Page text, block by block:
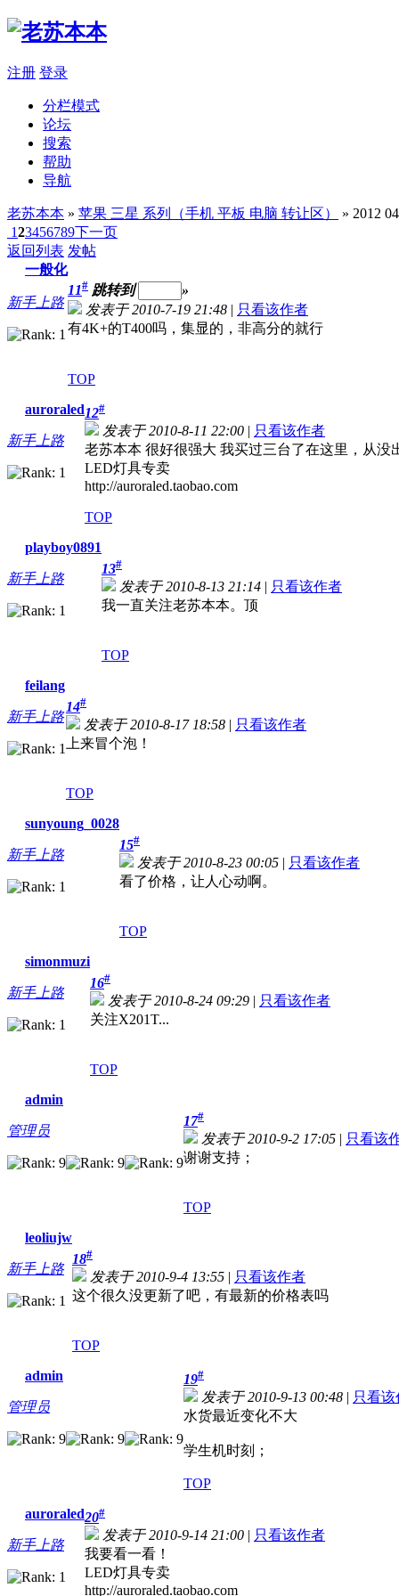
注册 登录
分栏模式
论坛
搜索
帮助
导航
老苏本本 » 苹果 三星 系列（手机 平板 电脑 转让区）
» 2012
123456789下一页
返回列表 发帖
一般化
新手上路
11# 跳转到
»
发表于 2010-7-19 21:48 | 只看该作者
有4K+的T400吗，集显的，非高分的就行
TOP
auroraled
新手上路
12#
发表于 2010-8-11 22:00 | 只看该作者
老苏本本 很好很强大 我买过三台了在这里，从没
LED灯具专卖
http://auroraled.taobao.com
TOP
playboy0891
新手上路
13#
发表于 2010-8-13 21:14 | 只看该作者
我一直关注老苏本本。顶
TOP
feilang
新手上路
14#
发表于 2010-8-17 18:58 | 只看该作者
上来冒个泡！
TOP
sunyoung_0028
新手上路
15#
发表于 2010-8-23 00:05 | 只看该作者
看了价格，让人心动啊。
TOP
simonmuzi
新手上路
16#
发表于 2010-8-24 09:29 | 只看该作者
关注X201T...
TOP
admin
管理员
17#
发表于 2010-9-2 17:05 | 只看该
谢谢支持；
TOP
leoliujw
新手上路
18#
发表于 2010-9-4 13:55 | 只看该作者
这个很久没更新了吧，有最新的价格表吗
TOP
admin
管理员
19#
发表于 2010-9-13 00:48 | 只看该
水货最近变化不大
学生机时刻；
TOP
auroraled
新手上路
20#
发表于 2010-9-14 21:00 | 只看该作者
我要看一看！
LED灯具专卖
http://auroraled.taobao.com